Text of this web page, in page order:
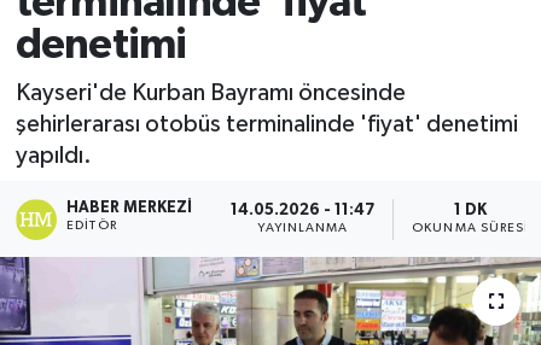
denetimi
Kayseri'de Kurban Bayramı öncesinde
şehirlerarası otobüs terminalinde 'fiyat' denetimi
yapıldı.
HABER MERKEZI
EDITÖR
14.05.2026 - 11:47
YAYINLANMA
1 DK
OKUNMA SÜRESI
Ekonomi
Sağlık
Tokat Haber